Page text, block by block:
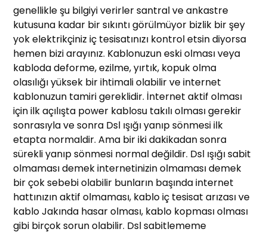
genellikle şu bilgiyi verirler santral ve ankastre
kutusuna kadar bir sıkıntı görülmüyor bizlik bir şey
yok elektrikçiniz iç tesisatınızı kontrol etsin diyorsa
hemen bizi arayınız. Kablonuzun eski olması veya
kabloda deforme, ezilme, yırtık, kopuk olma
olasılığı yüksek bir ihtimali olabilir ve internet
kablonuzun tamiri gereklidir. İnternet aktif olması
için ilk açılışta power kablosu takılı olması gerekir
sonrasıyla ve sonra Dsl ışığı yanıp sönmesi ilk
etapta normaldir. Ama bir iki dakikadan sonra
sürekli yanıp sönmesi normal değildir. Dsl ışığı sabit
olmaması demek internetinizin olmaması demek
bir çok sebebi olabilir bunların başında internet
hattınızın aktif olmaması, kablo iç tesisat arızası ve
kablo Jakında hasar olması, kablo kopması olması
gibi birçok sorun olabilir. Dsl sabitlememe